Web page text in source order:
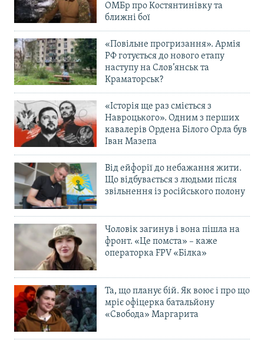
ОМБр про Костянтинівку та
ближні бої
«Повільне прогризання». Армія
РФ готується до нового етапу
наступу на Слов’янськ та
Краматорськ?
«Історія ще раз сміється з
Навроцького». Одним з перших
кавалерів Ордена Білого Орла був
Іван Мазепа
Від ейфорії до небажання жити.
Що відбувається з людьми після
звільнення із російського полону
Чоловік загинув і вона пішла на
фронт. «Це помста» – каже
операторка FPV «Білка»
Та, що планує бій. Як воює і про що
мріє офіцерка батальйону
«Свобода» Маргарита